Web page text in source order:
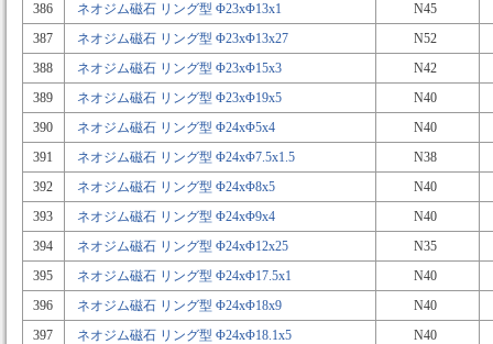
386
ネオジム磁石 リング型 Φ23xΦ13x1
N45
387
ネオジム磁石 リング型 Φ23xΦ13x27
N52
388
ネオジム磁石 リング型 Φ23xΦ15x3
N42
389
ネオジム磁石 リング型 Φ23xΦ19x5
N40
390
ネオジム磁石 リング型 Φ24xΦ5x4
N40
391
ネオジム磁石 リング型 Φ24xΦ7.5x1.5
N38
392
ネオジム磁石 リング型 Φ24xΦ8x5
N40
393
ネオジム磁石 リング型 Φ24xΦ9x4
N40
394
ネオジム磁石 リング型 Φ24xΦ12x25
N35
395
ネオジム磁石 リング型 Φ24xΦ17.5x1
N40
396
ネオジム磁石 リング型 Φ24xΦ18x9
N40
397
ネオジム磁石 リング型 Φ24xΦ18.1x5
N40